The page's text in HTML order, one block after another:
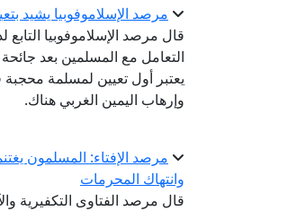
مرصد الإسلاموفوبيا يشيد
قال مرصد الإسلاموفوبيا
التعامل مع المسلمين بعد
يعتبر أول تعيين لمسلمة محجبة
وإرهاب اليمين الغربي هناك.
مرصد الإفتاء: المسلمون
وانتهاك المحرمات
قال مرصد الفتاوى التكفيرية